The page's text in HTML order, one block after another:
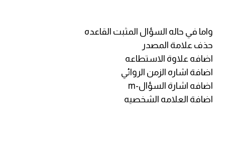
كلمات بحرف m
كلمات بحرف n
واما في حاله السؤال المثبت القاعده
حذف علامة المصدر
اضافه علاوة الاستطاعه
اضافة اشاره الزمن الروائي
اضافه اشارة السؤال-m
اضافة العلامه الشخصيه